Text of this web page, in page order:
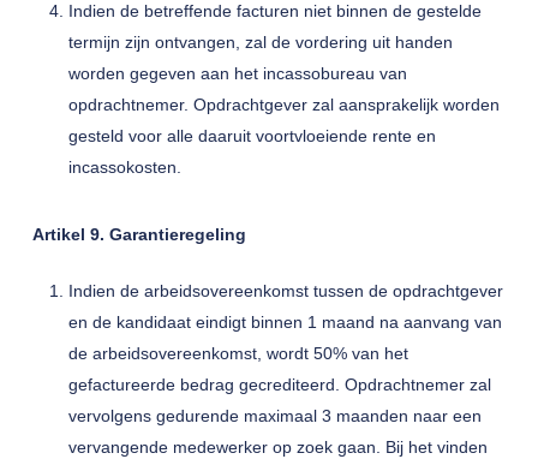
Indien de betreffende facturen niet binnen de gestelde
termijn zijn ontvangen, zal de vordering uit handen
worden gegeven aan het incassobureau van
opdrachtnemer. Opdrachtgever zal aansprakelijk worden
gesteld voor alle daaruit voortvloeiende rente en
incassokosten.
Artikel 9. Garantieregeling
Indien de arbeidsovereenkomst tussen de opdrachtgever
en de kandidaat eindigt binnen 1 maand na aanvang van
de arbeidsovereenkomst, wordt 50% van het
gefactureerde bedrag gecrediteerd. Opdrachtnemer zal
vervolgens gedurende maximaal 3 maanden naar een
vervangende medewerker op zoek gaan. Bij het vinden